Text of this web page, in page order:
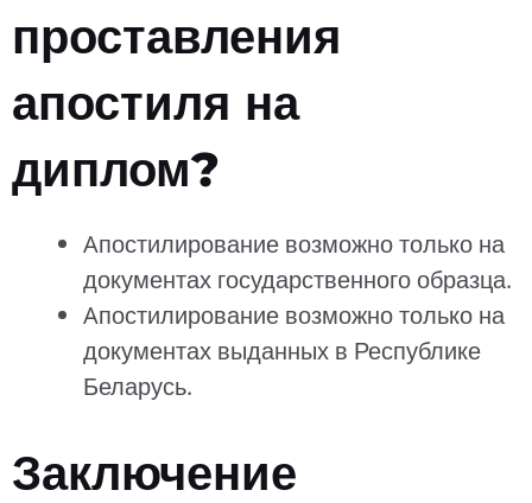
проставления
апостиля на
диплом?
Aпостилирование возможно только на
документах государственного образца.
Aпостилирование возможно только на
документах выданных в Республике
Беларусь.
Заключение